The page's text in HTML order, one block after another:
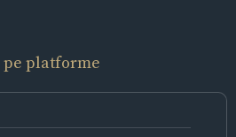
pe platforme